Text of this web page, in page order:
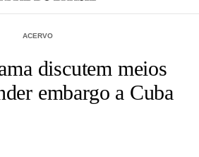
ACERVO
discutem meios
embargo a Cuba